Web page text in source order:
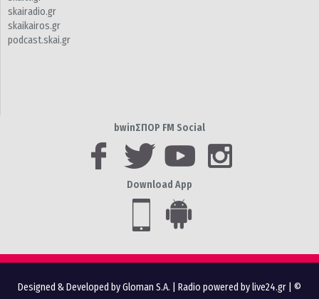
skairadio.gr
skaikairos.gr
podcast.skai.gr
bwinΣΠΟΡ FM Social
Download App
Designed & Developed by Gloman S.A. Radio powered by live24.gr | ©